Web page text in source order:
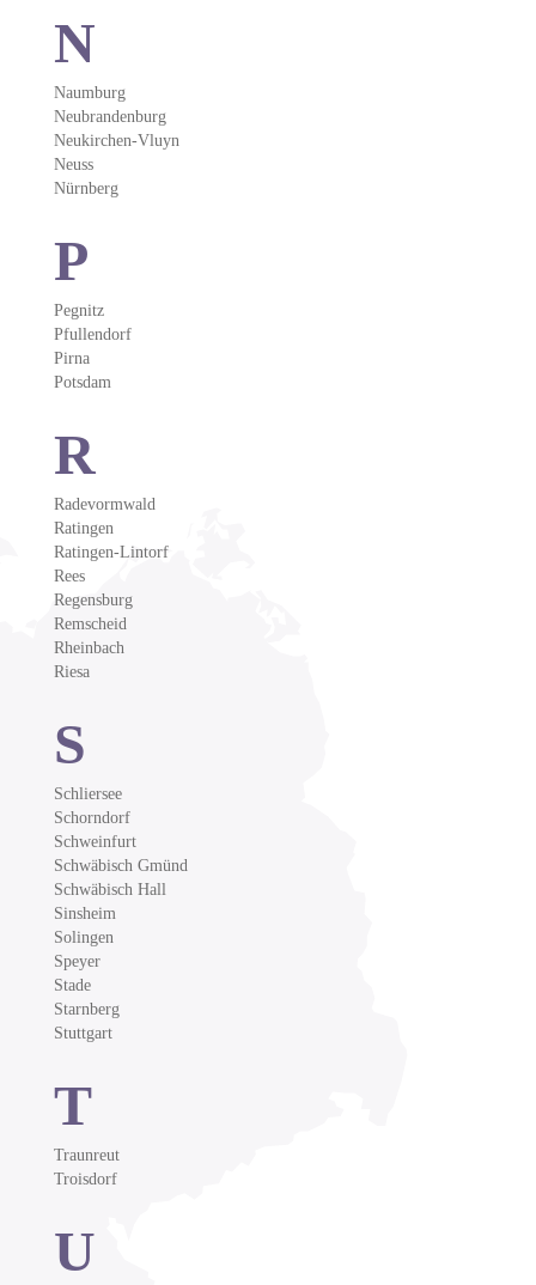
N
Naumburg
Neubrandenburg
Neukirchen-Vluyn
Neuss
Nürnberg
P
Pegnitz
Pfullendorf
Pirna
Potsdam
R
Radevormwald
Ratingen
Ratingen-Lintorf
Rees
Regensburg
Remscheid
Rheinbach
Riesa
S
Schliersee
Schorndorf
Schweinfurt
Schwäbisch Gmünd
Schwäbisch Hall
Sinsheim
Solingen
Speyer
Stade
Starnberg
Stuttgart
T
Traunreut
Troisdorf
U